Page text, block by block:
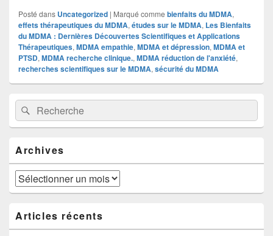
Posté dans Uncategorized | Marqué comme bienfaits du MDMA,
effets thérapeutiques du MDMA, études sur le MDMA, Les Bienfaits
du MDMA : Dernières Découvertes Scientifiques et Applications
Thérapeutiques, MDMA empathie, MDMA et dépression, MDMA et
PTSD, MDMA recherche clinique., MDMA réduction de l'anxiété,
recherches scientifiques sur le MDMA, sécurité du MDMA
Zone
principale
de
widget
barre
latérale
Recherche :Rechercher
Archives
Archives
Articles récents